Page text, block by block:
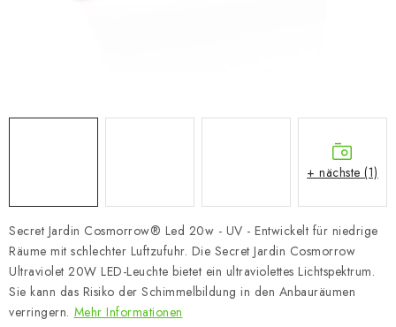
Secret Jardin Cosmorrow® Led 20w - UV - Entwickelt für niedrige
Räume mit schlechter Luftzufuhr. Die Secret Jardin Cosmorrow
Ultraviolet 20W LED-Leuchte bietet ein ultraviolettes Lichtspektrum.
Sie kann das Risiko der Schimmelbildung in den Anbauräumen
verringern. Mehr Informationen
+ nächste (1)